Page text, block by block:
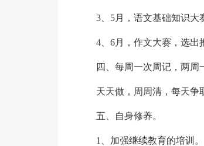
3、5月，语文基础知识大
4、6月，作文大赛，选出
四、每周一次周记，两周
天天做，周周清，每天争
五、自身修养。
1、加强继续教育的培训。